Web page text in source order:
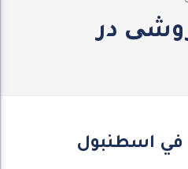
در
في اسطنبول